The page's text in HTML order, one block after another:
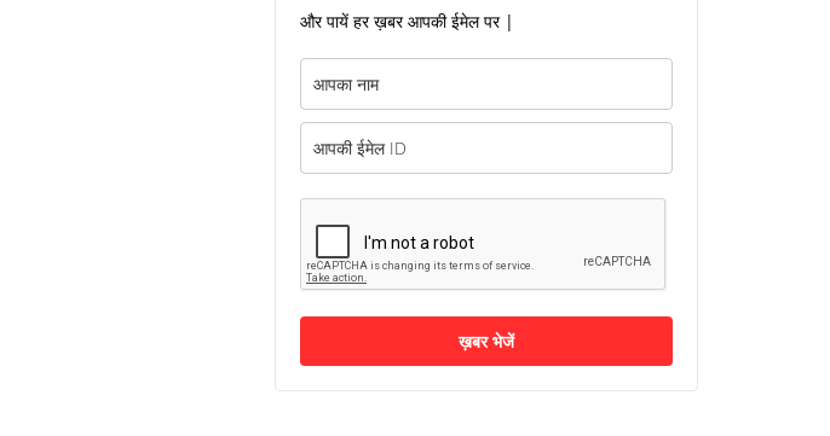
और पायें हर ख़बर आपकी ईमेल पर |
ख़बर भेजें